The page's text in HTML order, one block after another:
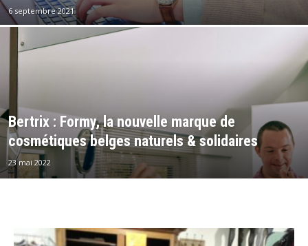
6 septembre 2021
Bertrix : Formy, la nouvelle marque de
cosmétiques belges naturels & solidaires
23 mai 2022